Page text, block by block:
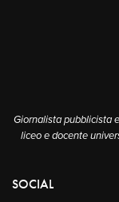
Giornalista pubblicista
liceo e docente
SOCIAL